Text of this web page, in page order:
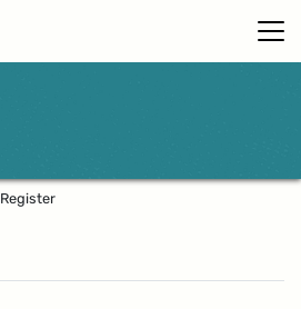
Register